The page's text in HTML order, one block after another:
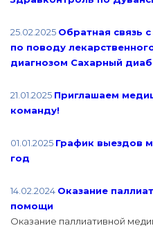
25.02.2025 Обратная связь
по поводу
диагнозом Сахарный
21.01.2025 Приглашаем
команду!
01.01.2025 График выездов
год
14.02.2024 Оказание
помощи
Оказание паллиативной